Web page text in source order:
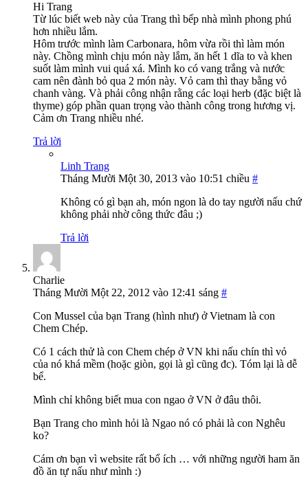
Hi Trang
Từ lúc biết web này của Trang thì bếp nhà mình phong phú
hơn nhiều lắm.
Hôm trước mình làm Carbonara, hôm vừa rồi thì làm món
này. Chồng mình chịu món này lắm, ăn hết 1 dĩa to và khen
suốt làm mình vui quá xá. Mình ko có vang trắng và nước
cam nên đành bỏ qua 2 món này. Vỏ cam thì thay bằng vỏ
chanh vàng. Và phải công nhận rằng các loại herb (đặc biệt là
thyme) góp phần quan trọng vào thành công trong hương vị.
Cảm ơn Trang nhiều nhé.
Trả lời
Linh Trang
Tháng Mười Một 30, 2013 vào 10:51 chiều #
Không có gì bạn ah, món ngon là do tay người nấu chứ
không phải nhờ công thức đâu ;)
Trả lời
Charlie
Tháng Mười Một 22, 2012 vào 12:41 sáng #
Con Mussel của bạn Trang (hình như) ở Vietnam là con
Chem Chép.
Có 1 cách thử là con Chem chép ở VN khi nấu chín thì vỏ
của nó khá mềm (hoặc giòn, gọi là gì cũng đc). Tóm lại là dễ
bể.
Mình chỉ không biết mua con ngao ở VN ở đâu thôi.
Bạn Trang cho mình hỏi là Ngao nó có phải là con Nghêu
ko?
Cám ơn bạn vì website rất bổ ích … với những người ham ăn
đồ ăn tự nấu như mình :)